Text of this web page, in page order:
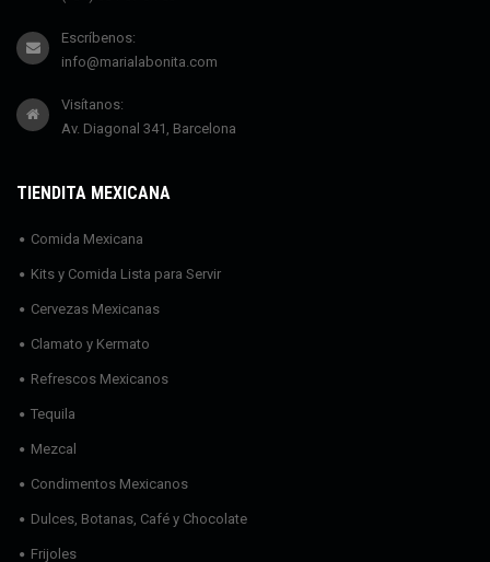
Escríbenos:
info@marialabonita.com
Visítanos:
Av. Diagonal 341, Barcelona
TIENDITA MEXICANA
Comida Mexicana
Kits y Comida Lista para Servir
Cervezas Mexicanas
Clamato y Kermato
Refrescos Mexicanos
Tequila
Mezcal
Condimentos Mexicanos
Dulces, Botanas, Café y Chocolate
Frijoles